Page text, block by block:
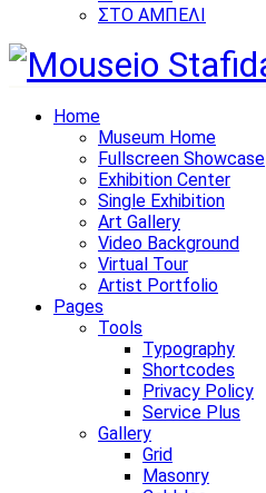
ΣΤΟ ΑΜΠΕΛΙ
Home
Museum Home
Fullscreen Showcase
Exhibition Center
Single Exhibition
Art Gallery
Video Background
Virtual Tour
Artist Portfolio
Pages
Tools
Typography
Shortcodes
Privacy Policy
Service Plus
Gallery
Grid
Masonry